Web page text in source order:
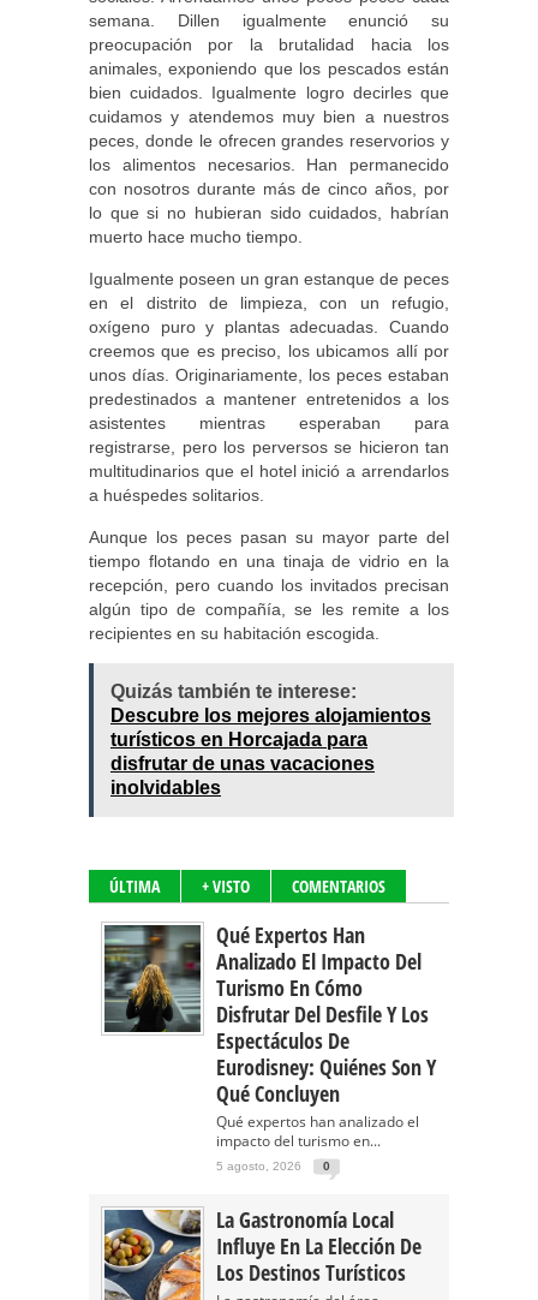
semana. Dillen igualmente enunció su
preocupación por la brutalidad hacia los
animales, exponiendo que los pescados están
bien cuidados. Igualmente logro decirles que
cuidamos y atendemos muy bien a nuestros
peces, donde le ofrecen grandes reservorios y
los alimentos necesarios. Han permanecido
con nosotros durante más de cinco años, por
lo que si no hubieran sido cuidados, habrían
muerto hace mucho tiempo.
Igualmente poseen un gran estanque de peces
en el distrito de limpieza, con un refugio,
oxígeno puro y plantas adecuadas. Cuando
creemos que es preciso, los ubicamos allí por
unos días. Originariamente, los peces estaban
predestinados a mantener entretenidos a los
asistentes mientras esperaban para
registrarse, pero los perversos se hicieron tan
multitudinarios que el hotel inició a arrendarlos
a huéspedes solitarios.
Aunque los peces pasan su mayor parte del
tiempo flotando en una tinaja de vidrio en la
recepción, pero cuando los invitados precisan
algún tipo de compañía, se les remite a los
recipientes en su habitación escogida.
Quizás también te interese:
Descubre los mejores alojamientos
turísticos en Horcajada para
disfrutar de unas vacaciones
inolvidables
ÚLTIMA + VISTO COMENTARIOS
Qué Expertos Han
Analizado El Impacto Del
Turismo En Cómo
Disfrutar Del Desfile Y Los
Espectáculos De
Eurodisney: Quiénes Son Y
Qué Concluyen
Qué expertos han analizado el
impacto del turismo en...
5 agosto, 2026 0
La Gastronomía Local
Influye En La Elección De
Los Destinos Turísticos